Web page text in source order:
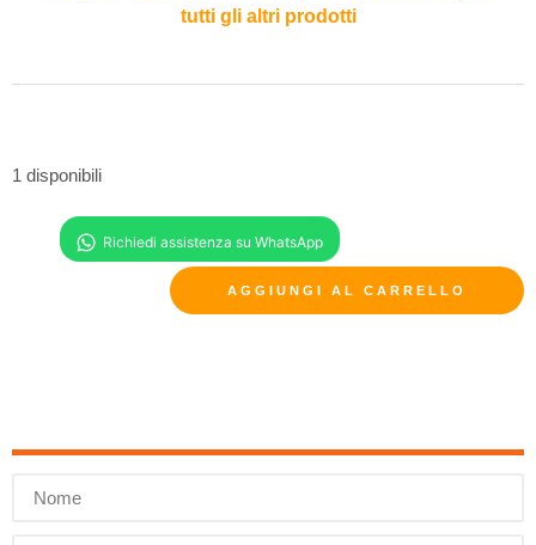
tutti gli altri prodotti
1 disponibili
AGGIUNGI AL CARRELLO